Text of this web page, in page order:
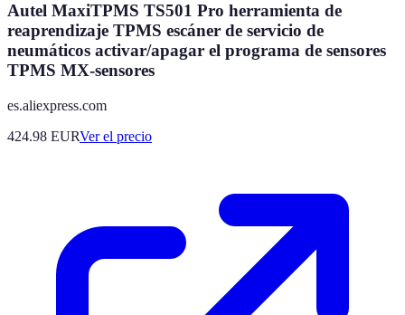
Autel MaxiTPMS TS501 Pro herramienta de
reaprendizaje TPMS escáner de servicio de
neumáticos activar/apagar el programa de sensores
TPMS MX-sensores
es.aliexpress.com
424.98 EURVer el precio